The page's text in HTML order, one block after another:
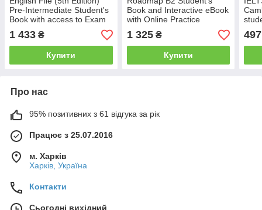
Pre-Intermediate Student's
Book with access to Exam
Confidence
1 433 ₴
Купити
Book and Interactive eBook
with Online Practice
(підручник з eBook та
MyEnglishLab)
1 325₴
Купити
497
Про нас
95% позитивних з 61 відгука за рік
Працює з 25.07.2016
м. Харків
Харків, Україна
Контакти
Сьогодні вихідний